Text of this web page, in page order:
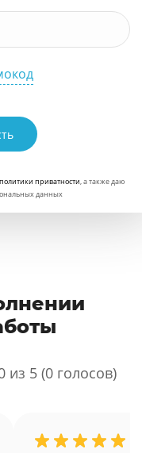
политики приватности, а также даю
данных
из 5 (0 голосов)